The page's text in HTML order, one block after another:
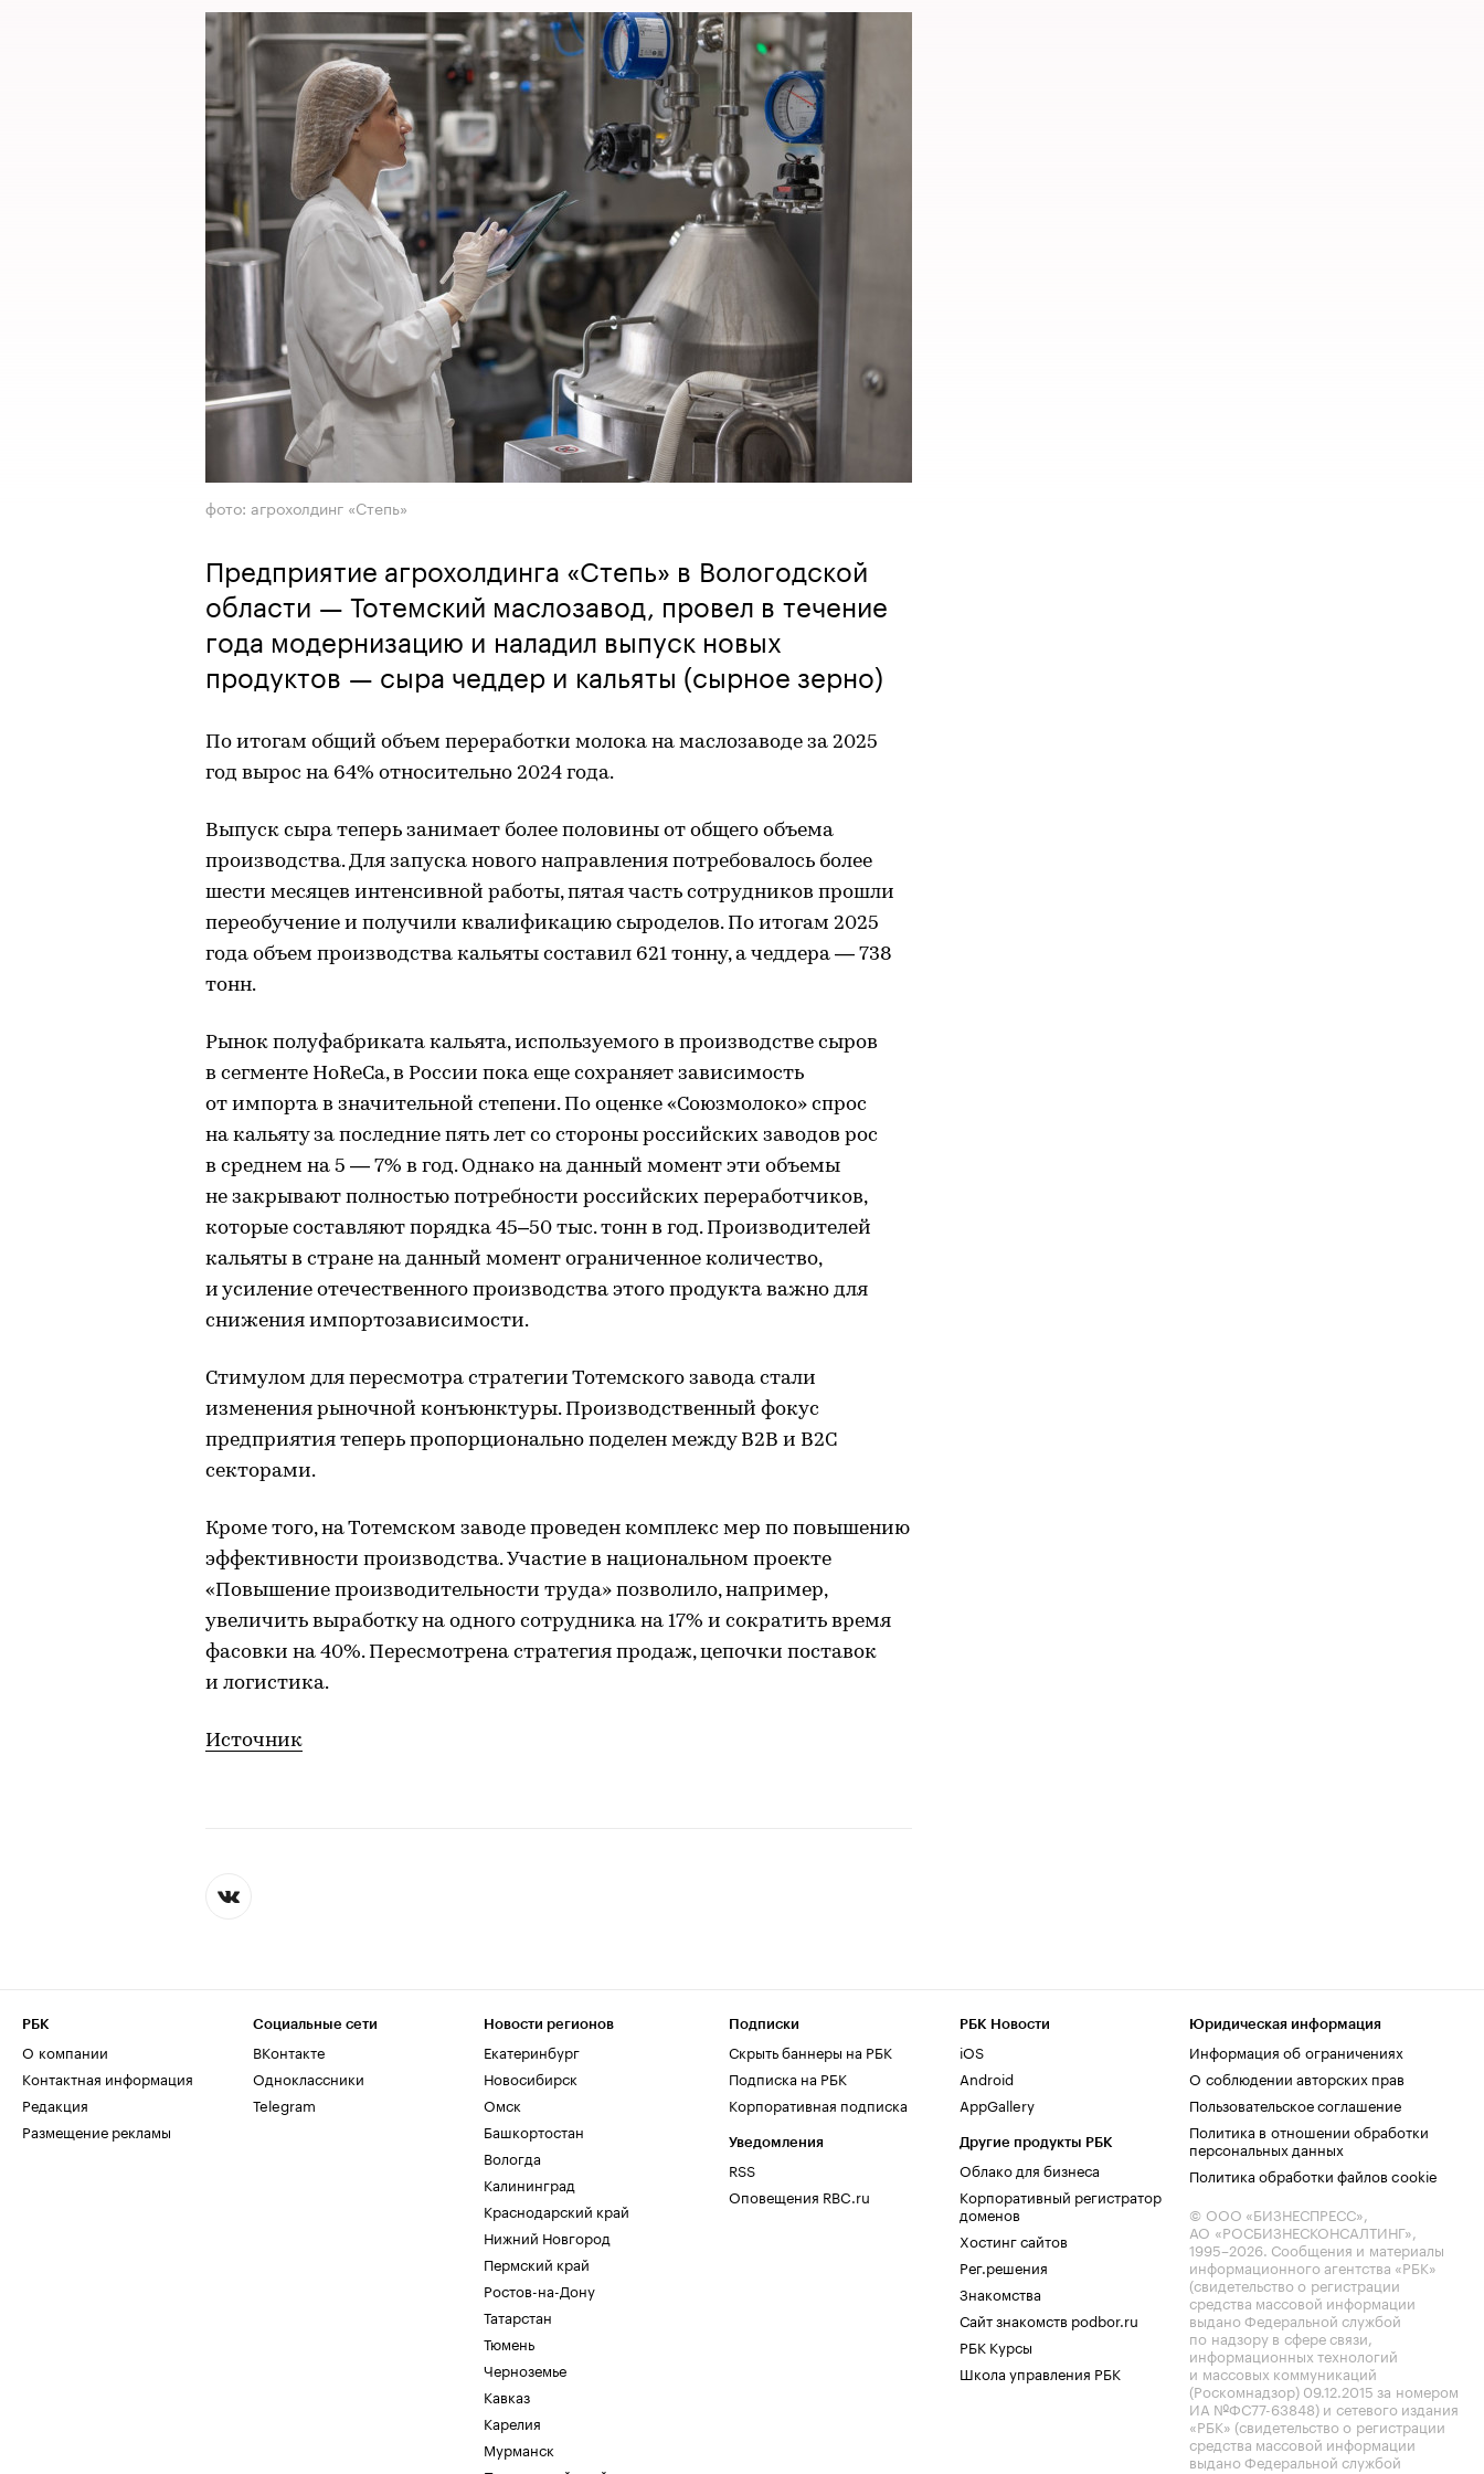
фото: агрохолдинг «Степь»
Предприятие агрохолдинга «Степь» в Вологодской
области — Тотемский маслозавод, провел в течение
года модернизацию и наладил выпуск новых
продуктов — сыра чеддер и кальяты (сырное зерно)
По итогам общий объем переработки молока на маслозаводе за 2025
год вырос на 64% относительно 2024 года.
Выпуск сыра теперь занимает более половины от общего объема
производства. Для запуска нового направления потребовалось более
шести месяцев интенсивной работы, пятая часть сотрудников прошли
переобучение и получили квалификацию сыроделов. По итогам 2025
года объем производства кальяты составил 621 тонну, а чеддера — 738
тонн.
Рынок полуфабриката кальята, используемого в производстве сыров
в сегменте HoReCa, в России пока еще сохраняет зависимость
от импорта в значительной степени. По оценке «Союзмолоко» спрос
на кальяту за последние пять лет со стороны российских заводов рос
в среднем на 5 — 7% в год. Однако на данный момент эти объемы
не закрывают полностью потребности российских переработчиков,
которые составляют порядка 45–50 тыс. тонн в год. Производителей
кальяты в стране на данный момент ограниченное количество,
и усиление отечественного производства этого продукта важно для
снижения импортозависимости.
Стимулом для пересмотра стратегии Тотемского завода стали
изменения рыночной конъюнктуры. Производственный фокус
предприятия теперь пропорционально поделен между В2В и В2С
секторами.
Кроме того, на Тотемском заводе проведен комплекс мер по повышению
эффективности производства. Участие в национальном проекте
«Повышение производительности труда» позволило, например,
увеличить выработку на одного сотрудника на 17% и сократить время
фасовки на 40%. Пересмотрена стратегия продаж, цепочки поставок
и логистика.
Источник
РБК
О компании
Контактная информация
Редакция
Размещение рекламы
Социальные сети
ВКонтакте
Одноклассники
Telegram
Новости регионов
Екатеринбург
Новосибирск
Омск
Башкортостан
Вологда
Калининград
Краснодарский край
Нижний Новгород
Пермский край
Ростов-на-Дону
Татарстан
Тюмень
Черноземье
Кавказ
Карелия
Мурманск
Подписки
Скрыть баннеры на РБК
Подписка на РБК
Корпоративная подписка
Уведомления
RSS
Оповещения RBC.ru
РБК Новости
iOS
Android
AppGallery
Другие продукты РБК
Облако для бизнеса
Корпоративный регистратор
доменов
Хостинг сайтов
Рег.решения
Знакомства
Сайт знакомств podbor.ru
РБК Курсы
Школа управления РБК
Юридическая информация
Информация об ограничениях
О соблюдении авторских прав
Пользовательское соглашение
Политика в отношении обработки
персональных данных
Политика обработки файлов cookie
© ООО «БИЗНЕСПРЕСС»,
АО «РОСБИЗНЕСКОНСАЛТИНГ»,
1995–2026. Сообщения и материалы
информационного агентства «РБК»
(свидетельство о регистрации
средства массовой информации
выдано Федеральной службой
по надзору в сфере связи,
информационных технологий
и массовых коммуникаций
(Роскомнадзор) 09.12.2015 за номером
ИА №ФС77-63848) и сетевого издания
«РБК» (свидетельство о регистрации
средства массовой информации
выдано Федеральной службой